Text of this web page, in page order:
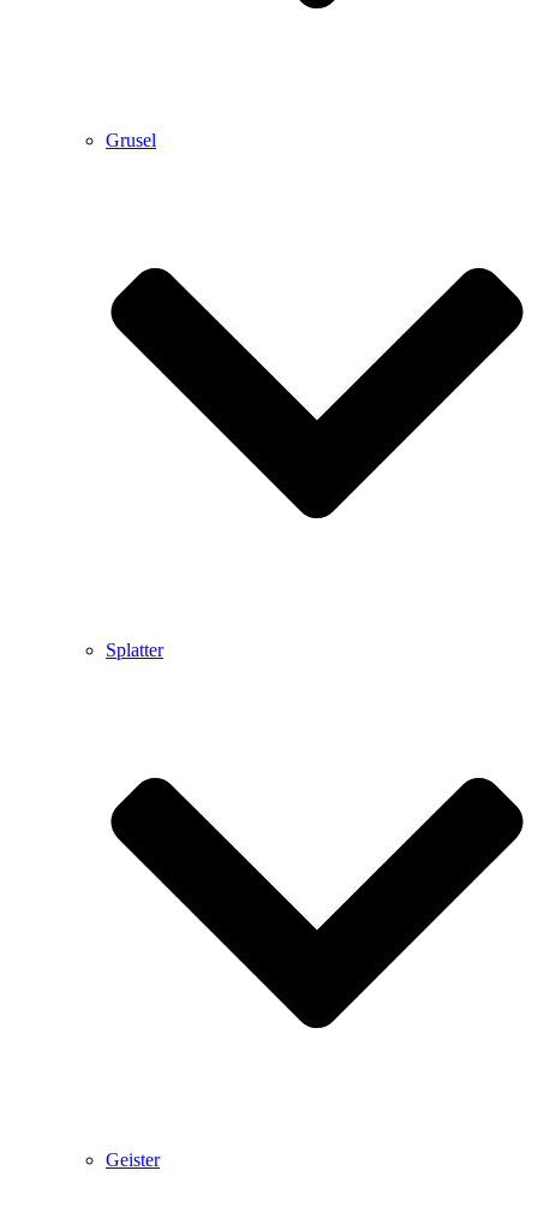
Grusel
Splatter
Geister